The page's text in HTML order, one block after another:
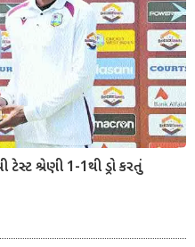
શ્રેણી 1-1થી ડ્રો કરતું